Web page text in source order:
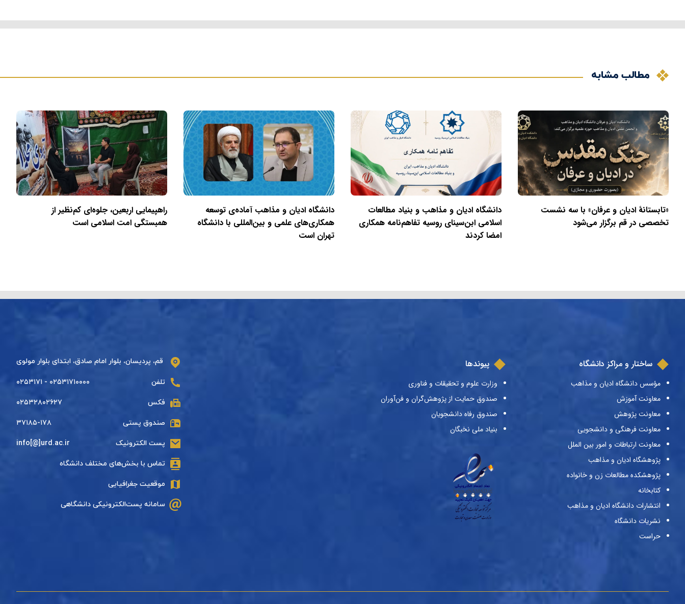
مطالب مشابه
«تابستانهٔ ادیان و عرفان» با سه نشست
تخصصی در قم برگزار می‌شود
دانشگاه ادیان و مذاهب و بنیاد مطالعات
اسلامی ابن‌سینای روسیه تفاهم‌نامه همکاری
امضا کردند
دانشگاه ادیان و مذاهب آماده‌ی توسعه
همکاری‌های علمی و بین‌المللی با دانشگاه
تهران است
راهپیمایی اربعین، جلوه‌ای کم‌نظیر از
همبستگی امت اسلامی است
ساختار و مراکز دانشگاه
مؤسس دانشگاه ادیان و مذاهب
معاونت آموزش
معاونت پژوهش
معاونت فرهنگی و دانشجویی
معاونت ارتباطات و امور بین الملل
پژوهشگاه ادیان و مذاهب
پژوهشکده مطالعات زن و خانواده
کتابخانه
انتشارات دانشگاه ادیان و مذاهب
نشریات دانشگاه
حراست
پیوندها
وزارت علوم و تحقیقات و فناوری
صندوق حمایت از پژوهش‌گران و فن‌آوران
صندوق رفاه دانشجویان
بنیاد ملی نخبگان
قم، پردیسان، بلوار امام صادق، ابتدای بلوار مولوی
تلفن ۰۲۵۳۱۷۱۰۰۰۰ - ۰۲۵۳۱۷۱
فکس ۰۲۵۳۲۸۰۲۶۲۷
صندوق پستی ۳۷۱۸۵-۱۷۸
پست الکترونیک info[@]urd.ac.ir
تماس با بخش‌های مختلف دانشگاه
موقعیت جغرافیایی
سامانه پست‌الکترونیکی دانشگاهی